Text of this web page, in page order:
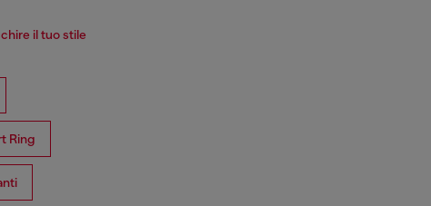
il tuo stile
Ring